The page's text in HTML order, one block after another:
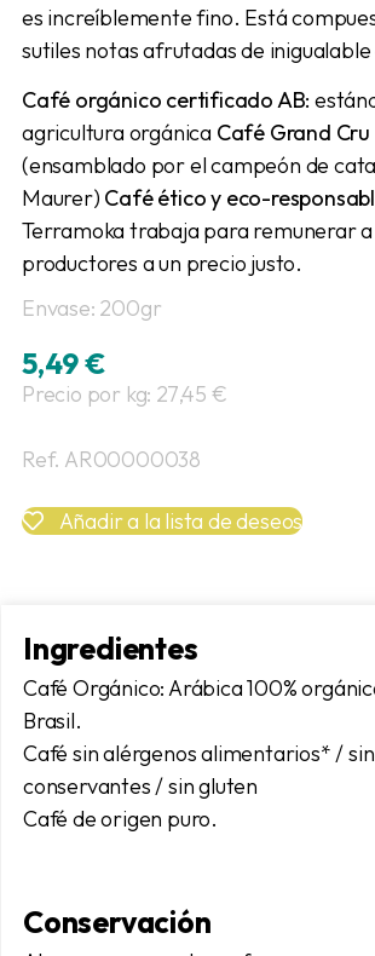
es increíblemente fino. Está
sutiles notas afrutadas de
Café orgánico certificado AB:
agricultura orgánica Café Grand
(ensamblado por el campeón de
Maurer) Café ético y eco-
Terramoka trabaja para remunerar a
productores a un precio justo.
Envase: 200gr
5,49€
Precio por kg: 27,45 €
Ref. AR00000038
Añadir a la lista de deseos
Ingredientes
Café Orgánico: Arábica 100%
Brasil.
Café sin alérgenos alimentarios* /
conservantes / sin gluten
Café de origen puro.
Conservación